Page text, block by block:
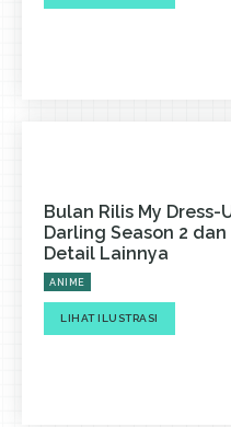
Bulan Rilis My Dress-
Darling Season 2 dan
Detail Lainnya
ANIME
LIHAT ILUSTRASI